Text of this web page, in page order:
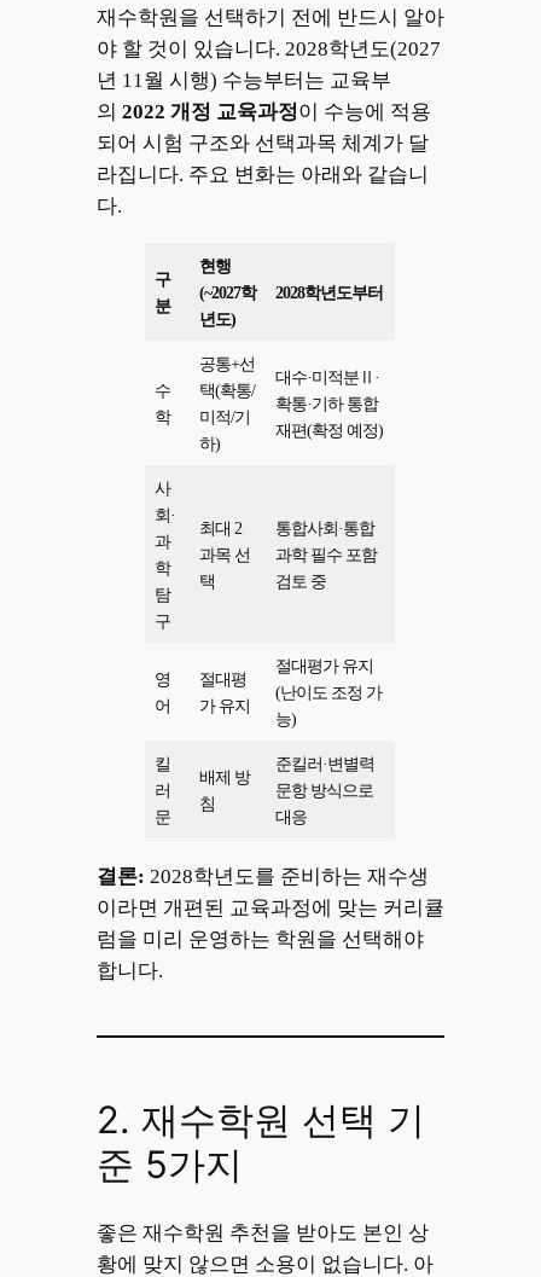
재수학원을 선택하기 전에 반드시 알아
야 할 것이 있습니다. 2028학년도(2027
년 11월 시행) 수능부터는 교육부
의 2022 개정 교육과정이 수능에 적용
되어 시험 구조와 선택과목 체계가 달
라집니다. 주요 변화는 아래와 같습니
다.
구
분
현행
(~2027학
년도)
2028학년도부터
수
학
공통+선
택(확통/
미적/기
하)
대수·미적분Ⅱ·
확통·기하 통합
재편(확정 예정)
사
회·
과
학
탐
구
최대 2
과목 선
택
통합사회·통합
과학 필수 포함
검토 중
영
어
절대평
가 유지
절대평가 유지
(난이도 조정 가
능)
킬
러
문
배제 방
침
준킬러·변별력
문항 방식으로
대응
결론: 2028학년도를 준비하는 재수생
이라면 개편된 교육과정에 맞는 커리큘
럼을 미리 운영하는 학원을 선택해야
합니다.
2. 재수학원 선택 기
준 5가지
좋은 재수학원 추천을 받아도 본인 상
황에 맞지 않으면 소용이 없습니다. 아